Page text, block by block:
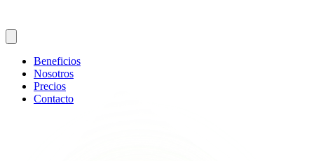
Beneficios
Nosotros
Precios
Contacto